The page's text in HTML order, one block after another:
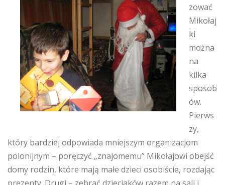
zować
Mikołaj
ki
można
na
kilka
sposob
ów.
Pierws
zy,
który bardziej odpowiada mniejszym organizacjom
polonijnym – poręczyć „znajomemu” Mikołajowi obejść
domy rodzin, które mają małe dzieci osobiście, rozdając